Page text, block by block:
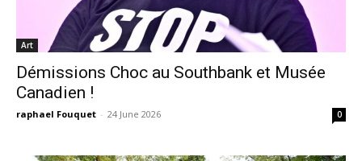
Art
Démissions Choc au Southbank et Musée
Canadien !
raphael Fouquet - 24 June 2026 0